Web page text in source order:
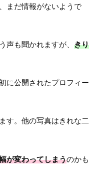
まだ情報がないようで
声も聞かれますが、きり
に公開されたプロフィー
す。他の写真はきれな二
が変わってしまうのかも